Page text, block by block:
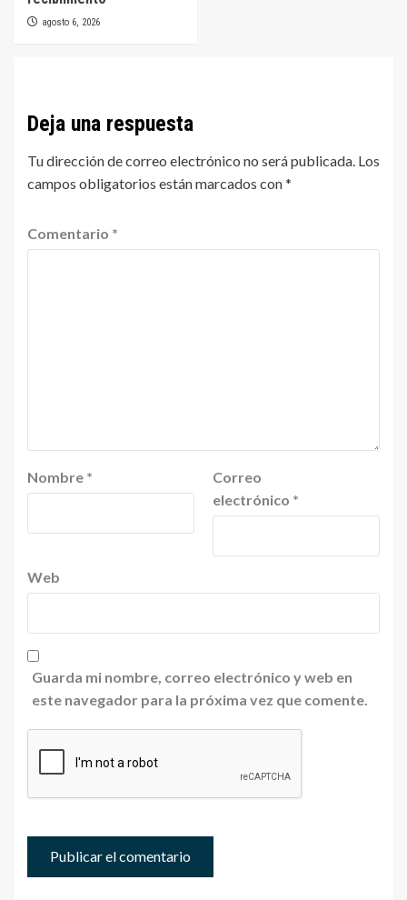
agosto 6, 2026
Deja una respuesta
Tu dirección de correo electrónico no será publicada. Los
campos obligatorios están marcados con*
Comentario *
Nombre *
Correo
electrónico *
Web
Guarda mi nombre, correo electrónico y web en
este navegador para la próxima vez que comente.